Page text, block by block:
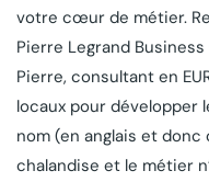
votre cœur de métier.
Pierre Legrand
Pierre, consultant en
locaux pour développer
nom (en anglais et
chalandise et le métier